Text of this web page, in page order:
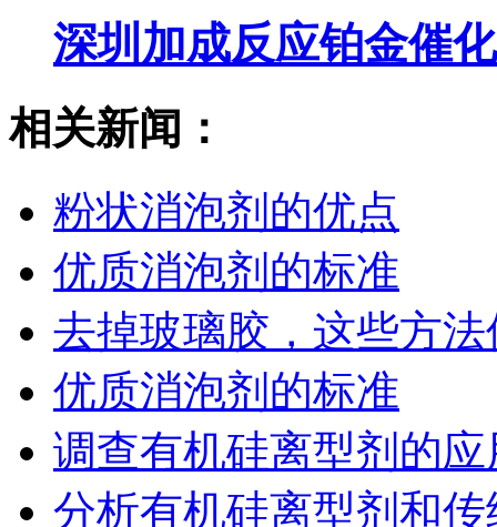
深圳加成反应铂金催化
相关新闻：
粉状消泡剂的优点
优质消泡剂的标准
去掉玻璃胶，这些方
优质消泡剂的标准
调查有机硅离型剂的
分析有机硅离型剂和